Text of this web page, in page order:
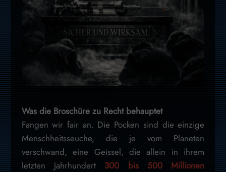
Was die Broschüre zu Recht behauptet
Fangen wir fair an. Die Pocken sind die einzige
Menschheitsseuche, die je vom Planeten
verschwand, eine Geissel, die allein in ihrem
letzten Jahrhundert 300 bis 500 Millionen